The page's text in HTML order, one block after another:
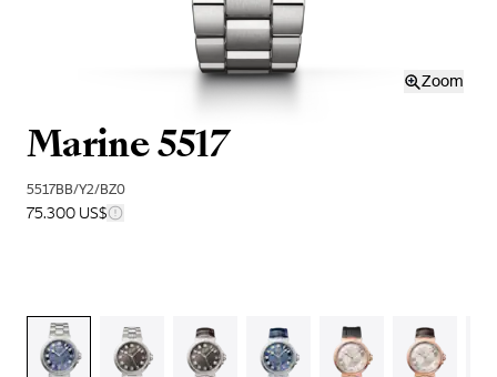
Zoom
Marine 5517
5517BB/Y2/BZ0
75.300 US$